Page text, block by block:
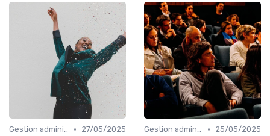
Gestion administrative •
27/05/2025
Gestion administrative •
25/05/2025